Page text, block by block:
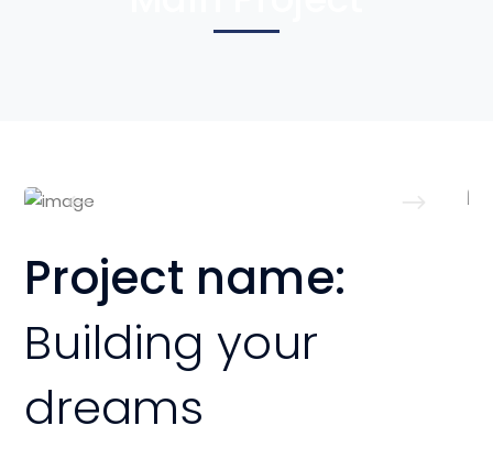
Project name:
Building your
dreams